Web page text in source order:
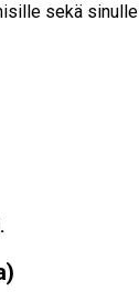
sekä sinulle